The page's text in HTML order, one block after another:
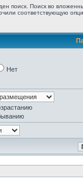
поиск. Поиск во
соответствующую
Нет